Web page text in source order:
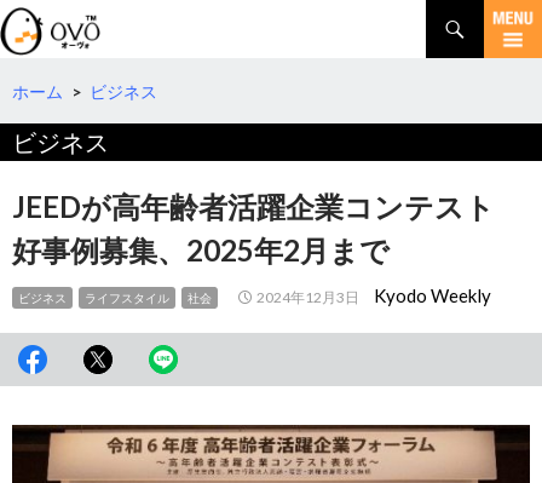
検
索
コ
テ
へ
動
ホーム > ビジネス
ビジネス
JEEDが高年齢者活躍企業コンテスト
好事例募集、2025年2月まで
ビジネス ライフスタイル 社会 2024年12月3日 Kyodo Weekly